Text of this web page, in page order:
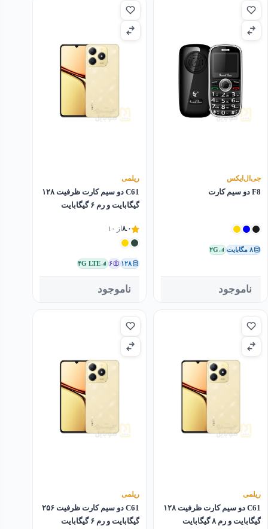
جی‌ال‌ایکس
F8 دو سیم کارت
۸ مگابایت ۲G
ناموجود
ریلمی
C61 دو سیم کارت ظرفیت ۱۲۸
گیگابایت و رم ۶ گیگابایت
۸.۰از ۱۰
۱۲۸ ۶ ۴G LTE
ناموجود
ریلمی
C61 دو سیم کارت ظرفیت ۱۲۸
گیگابایت و رم ۸ گیگابایت
ریلمی
C61 دو سیم کارت ظرفیت ۲۵۶
گیگابایت و رم ۶ گیگابایت